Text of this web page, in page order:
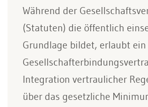
Während der
(Statuten) die öffentlich
Grundlage bildet, erlaubt ein
Integration vertraulicher
über das gesetzliche